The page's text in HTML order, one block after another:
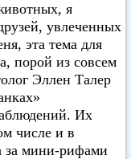
я
увлеченных
эта тема для
порой из совсем
Эллен Талер
Их
числе и в
за мини-рифами